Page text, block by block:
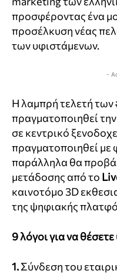
προσφέροντας ένα
προσέλκυση νέας
των υφιστάμενων.
-
Η λαμπρή τελετή των
πραγματοποιηθεί την
σε κεντρικό
πραγματοποιηθεί με
παράλληλα θα
μετάδοσης από το
καινοτόμο 3D
της ψηφιακής
9 λόγοι για να
1.Σύνδεση του